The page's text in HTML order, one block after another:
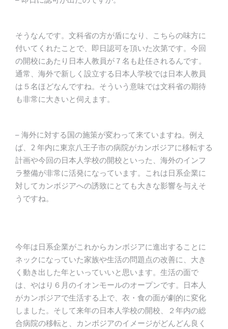
そうなんです。文科省の方が盾になり、こちらの味方に
付いてくれたことで、即日認可を頂いた次第です。今回
の開校にあたり日本人教員が７名も赴任されるんです。
通常、海外で新しく設立する日本人学校では日本人教員
は５名ほどなんですね。そういう意味では文科省の期待
も非常に大きいと伺えます。
– 海外に対する国の施策が変わって来ていますね。例え
ば、2 年内に東京八王子市の病院がカンボジアに移転する
計画や今回の日本人学校の開校といった、海外のインフ
ラ整備が非常に活発になっています。これは日系企業に
対してカンボジアへの誘致にとても大きな影響を与えそ
うですね。
今年は日系企業がこれからカンボジアに進出することに
ネックになっていた家族や生活の問題点の改善に、大き
く動き出した年といっていいと思います。生活の面で
は、やはり６月のイオンモールのオープンです。日本人
がカンボジアで生活する上で、衣・食の面が劇的に変化
しました。そして来年の日本人学校の開校、２年内の総
合病院の移転と、カンボジアのイメージがどんどん良く